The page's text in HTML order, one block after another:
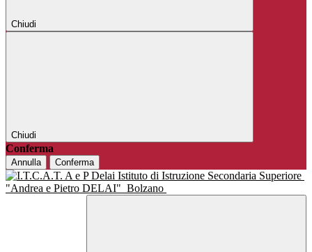
Chiudi
Chiudi
Conferma
Annulla Conferma
Istituto di Istruzione Secondaria Superiore
"Andrea e Pietro DELAI" Bolzano